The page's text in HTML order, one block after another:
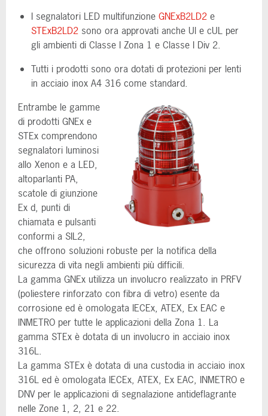
I segnalatori LED multifunzione GNExB2LD2 e
STExB2LD2 sono ora approvati anche Ul e cUL per
gli ambienti di Classe I Zona 1 e Classe I Div 2.
Tutti i prodotti sono ora dotati di protezioni per lenti
in acciaio inox A4 316 come standard.
Entrambe le gamme
di prodotti GNEx e
STEx comprendono
segnalatori luminosi
allo Xenon e a LED,
altoparlanti PA,
scatole di giunzione
Ex d, punti di
chiamata e pulsanti
conformi a SIL2,
che offrono soluzioni robuste per la notifica della
sicurezza di vita negli ambienti più difficili.
La gamma GNEx utilizza un involucro realizzato in PRFV
(poliestere rinforzato con fibra di vetro) esente da
corrosione ed è omologata IECEx, ATEX, Ex EAC e
INMETRO per tutte le applicazioni della Zona 1. La
gamma STEx è dotata di un involucro in acciaio inox
316L.
La gamma STEx è dotata di una custodia in acciaio inox
316L ed è omologata IECEx, ATEX, Ex EAC, INMETRO e
DNV per le applicazioni di segnalazione antideflagrante
nelle Zone 1, 2, 21 e 22.